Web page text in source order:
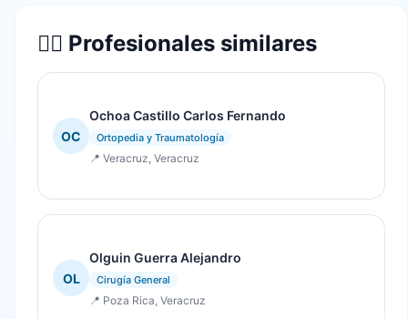
👨‍⚕️ Profesionales similares
OC
Ochoa Castillo Carlos Fernando
Ortopedia y Traumatología
📍 Veracruz, Veracruz
OL
Olguin Guerra Alejandro
Cirugía General
📍 Poza Rica, Veracruz